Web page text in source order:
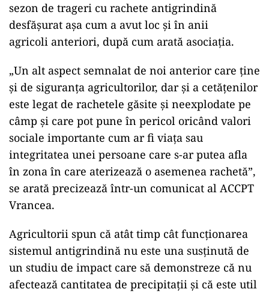
sezon de trageri cu rachete antigrindină
desfăşurat așa cum a avut loc și în anii
agricoli anteriori, după cum arată asociația.
„Un alt aspect semnalat de noi anterior care ţine
şi de siguranţa agricultorilor, dar şi a cetăţenilor
este legat de rachetele găsite şi neexplodate pe
câmp şi care pot pune în pericol oricând valori
sociale importante cum ar fi viaţa sau
integritatea unei persoane care s-ar putea afla
în zona în care aterizează o asemenea rachetă”,
se arată precizează într-un comunicat al ACCPT
Vrancea.
Agricultorii spun că atât timp cât funcționarea
sistemul antigrindină nu este una susţinută de
un studiu de impact care să demonstreze că nu
afectează cantitatea de precipitaţii și că este util